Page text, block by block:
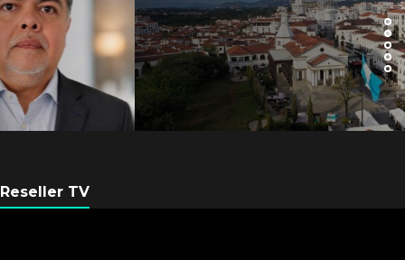
ES NOTICIA
Axis Communications y
Guatemala crean una ciudad
inteligente
Reseller TV